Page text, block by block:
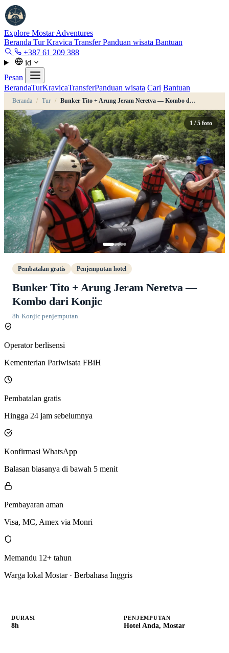
Explore MostarAdventures
Beranda TurKravica TransferPanduan wisata Bantuan
+387 61 209 388
id
Pesan
BerandaTurKravicaTransferPanduan wisata Cari Bantuan
Beranda / Tur / Bunker Tito + Arung Jeram Neretva — Kombo dari Konjic
1 / 5 foto
Pembatalan gratis Penjemputan hotel
Bunker Tito + Arung Jeram Neretva —
Kombo dari Konjic
8h·Konjic penjemputan
Operator berlisensi
Kementerian Pariwisata FBiH
Pembatalan gratis
Hingga 24 jam sebelumnya
Konfirmasi WhatsApp
Balasan biasanya di bawah 5 menit
Pembayaran aman
Visa, MC, Amex via Monri
Memandu 12+ tahun
Warga lokal Mostar · Berbahasa Inggris
DURASI
8h
PENJEMPUTAN
Hotel Anda, Mostar